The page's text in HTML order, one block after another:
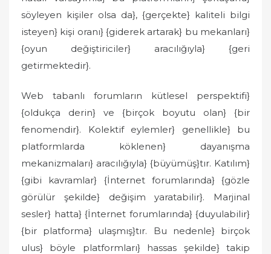
söyleyen kişiler olsa da}, {gerçekte} kaliteli bilgi
isteyen} kişi oranı} {giderek artarak} bu mekanları}
{oyun değiştiriciler} aracılığıyla} {geri
getirmektedir}.
Web tabanlı forumların kütlesel perspektifi}
{oldukça derin} ve {birçok boyutu olan} {bir
fenomendir}. Kolektif eylemler} genellikle} bu
platformlarda köklenen} dayanışma
mekanizmaları} aracılığıyla} {büyümüş}tır. Katılım}
{gibi kavramlar} {İnternet forumlarında} {gözle
görülür şekilde} değişim yaratabilir}. Marjinal
sesler} hatta} {İnternet forumlarında} {duyulabilir}
{bir platforma} ulaşmış}tır. Bu nedenle} birçok
ulus} böyle platformları} hassas şekilde} takip